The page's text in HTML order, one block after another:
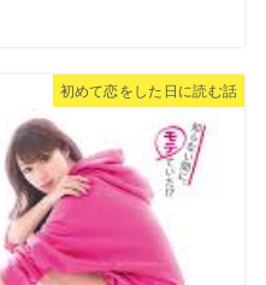
初めて恋をした日に読む話